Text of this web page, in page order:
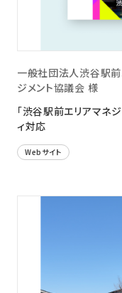
一般社団法人渋谷駅前
ジメント協議会 様
「渋谷駅前エリアマネ
ィ対応
Webサイト